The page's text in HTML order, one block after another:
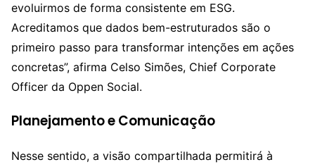
evoluirmos de forma consistente em ESG.
Acreditamos que dados bem-estruturados são o
primeiro passo para transformar intenções em ações
concretas”, afirma Celso Simões, Chief Corporate
Officer da Oppen Social.
Planejamento e Comunicação
Nesse sentido, a visão compartilhada permitirá à